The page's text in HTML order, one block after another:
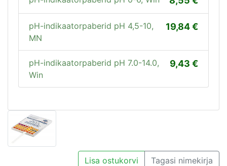
19,84
pH-indikaatorpaberid pH 4,5-10,
MN
9,43
pH-indikaatorpaberid pH 7.0-14.0,
Win
Lisa ostukorvi Tagasi nimekirja